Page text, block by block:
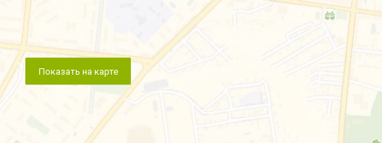
Показать на карте